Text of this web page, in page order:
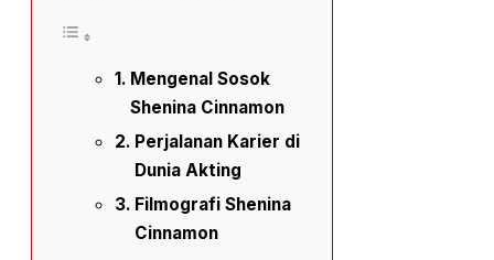
Mengenal Sosok
Shenina Cinnamon
Perjalanan Karier di
Dunia Akting
Filmografi Shenina
Cinnamon